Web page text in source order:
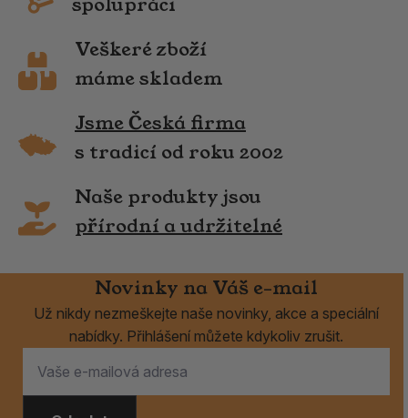
Veškeré zboží
máme skladem
Jsme Česká firma
s tradicí od roku 2002
Naše produkty jsou
přírodní a udržitelné
Novinky na Váš e-mail
Už nikdy nezmeškejte naše novinky, akce a speciální
nabídky. Přihlášení můžete kdykoliv zrušit.